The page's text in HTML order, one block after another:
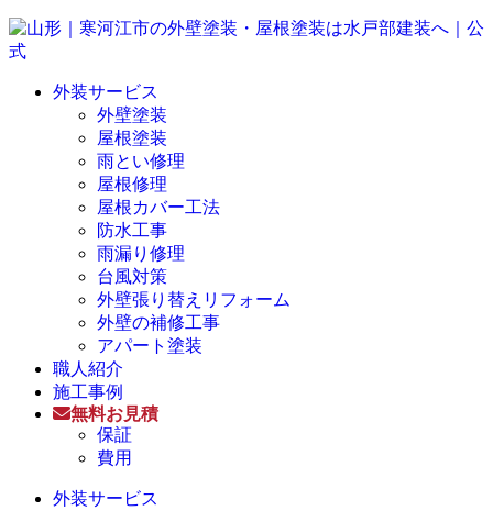
外装サービス
外壁塗装
屋根塗装
雨とい修理
屋根修理
屋根カバー工法
防水工事
雨漏り修理
台風対策
外壁張り替えリフォーム
外壁の補修工事
アパート塗装
職人紹介
施工事例
無料お見積
保証
費用
外装サービス